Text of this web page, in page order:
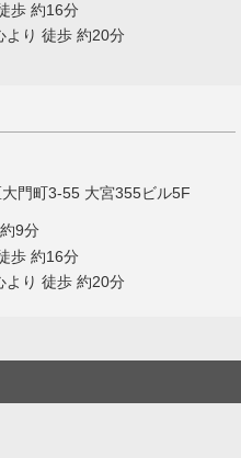
歩 約16分
より 徒歩 約20分
門町3-55 大宮355ビル5F
9分
歩 約16分
より 徒歩 約20分